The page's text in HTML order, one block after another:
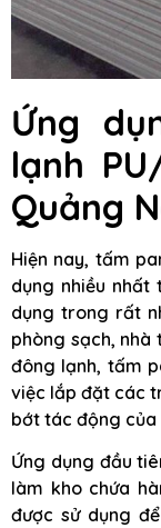
Ứng
lạnh
Quảng
Hiện nay, tấm
dụng nhiều
dụng trong rất
phòng sạch, nhà
đông lạnh, tấm
việc lắp đặt các
bớt tác động của
Ứng dụng đầu
làm kho chứa
được sử dụng